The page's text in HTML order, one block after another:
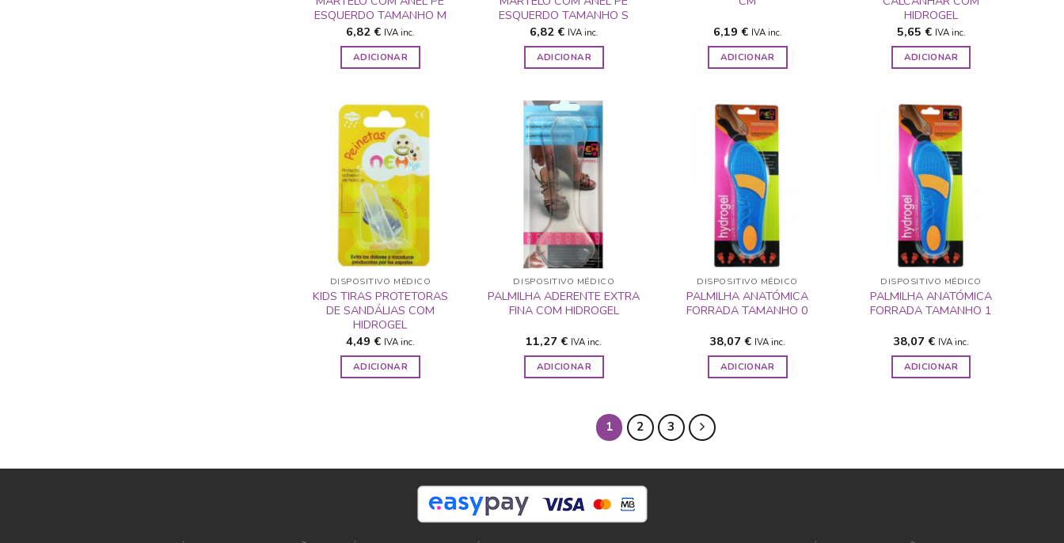
ESQUERDO TAMANHO M
6,82 € IVA inc.
ADICIONAR
ESQUERDO TAMANHO S
6,82 € IVA inc.
ADICIONAR
6,19 € IVA inc.
ADICIONAR
HIDROGEL
5,65 € IVA inc.
ADICIONAR
ADICIONAR
A LISTA DE
DESEJOS
DISPOSITIVO MÉDICO
KIDS TIRAS PROTETORAS
DE SANDÁLIAS COM
HIDROGEL
4,49 € IVA inc.
ADICIONAR
ADICIONAR
A LISTA DE
DISPOSITIVO MÉDICO
PALMILHA ADERENTE EXTRA
FINA COM HIDROGEL
11,27€ IVA inc.
ADICIONAR
ADICIONAR
A LISTA DE
DESEJOS
DISPOSITIVO MÉDICO
PALMILHA ANATÓMICA
FORRADA TAMANHO 0
38,07€ IVA inc.
ADICIONAR
ADICIONAR
A LISTA DE
DESEJOS
DISPOSITIVO MÉDICO
PALMILHA ANATÓMICA
FORRADA TAMANHO 1
38,07€ IVA inc.
ADICIONAR
1 2 3